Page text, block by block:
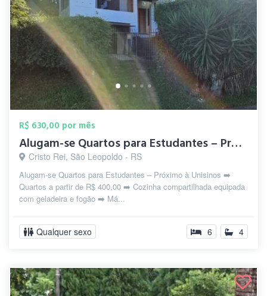
R$ 630,00 por mês
Alugam-se Quartos para Estudantes – Próx...
Cristo Rei, São Leopoldo - RS
Alugam-se Quartos para Estudantes – Próximo à Unisinos ➡️
Quartos a partir de R$ 400,00 ➡️ Cozinha compartilhada equipada
com geladeira e fogão ➡️ Má...
Qualquer sexo 6 4